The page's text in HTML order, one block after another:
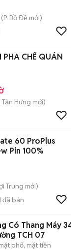
(P. Bồ Đề mới)
PHA CHẾ QUÁN
Tân Hưng mới)
60 ProPlus
Pin 100%
Trung mới)
đã bán
Có Thang Máy 34
Đường TCH 07
phố, mặt tiền